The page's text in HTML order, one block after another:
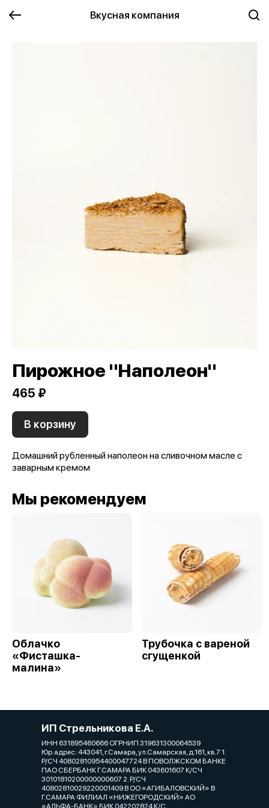
Вкусная компания
Пирожное "Наполеон"
465 ₽
В корзину
Домашний рубленный наполеон на сливочном масле с
заварным кремом
Мы рекомендуем
Облачко
«Фисташка-
малина»
Трубочка с вареной
сгущенкой
ИП Стрельникова Е.А.
ИНН 631895460666 ОГРНИП 319631300064539
Юр.адрес: 443041, г.Самара, ул.Самарская, д.161, кв.7 1.
Р/СЧ 40802810954400047724 В ПОВОЛЖСКОМ БАНКЕ
ПАО СБЕРБАНК Г.САМАРА БИК 043601607 К/СЧ
30101810200000000607 2. Р/СЧ
40802810029220001409 В ОО «АГИБАЛОВСКИЙ» В
Г.САМАРА ФИЛИАЛ «НИЖЕГОРОДСКИЙ» АО
«АЛЬФА-БАНК» БИК 042202824 К/С